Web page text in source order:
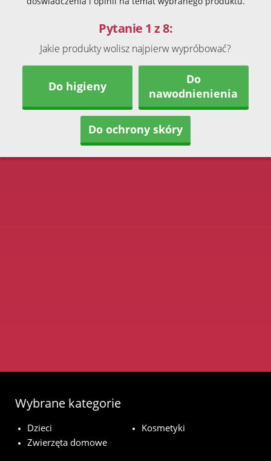
Pytanie 1 z 8:
Jakie produkty wolisz najpierw wypróbować?
Do higieny
Do
nawodnienienia
Do ochrony skóry
Wybrane kategorie
Dzieci
Kosmetyki
Zwierzęta domowe